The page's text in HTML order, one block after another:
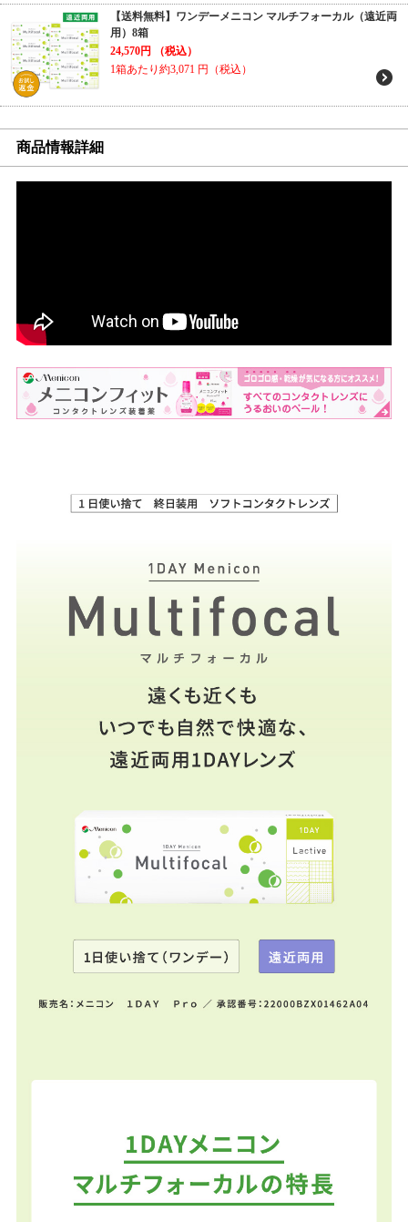
【送料無料】ワンデーメニコン マルチフォーカル（遠近両
用）8箱
24,570円
（税込）
1箱あたり約3,071 円（税込）
商品情報詳細